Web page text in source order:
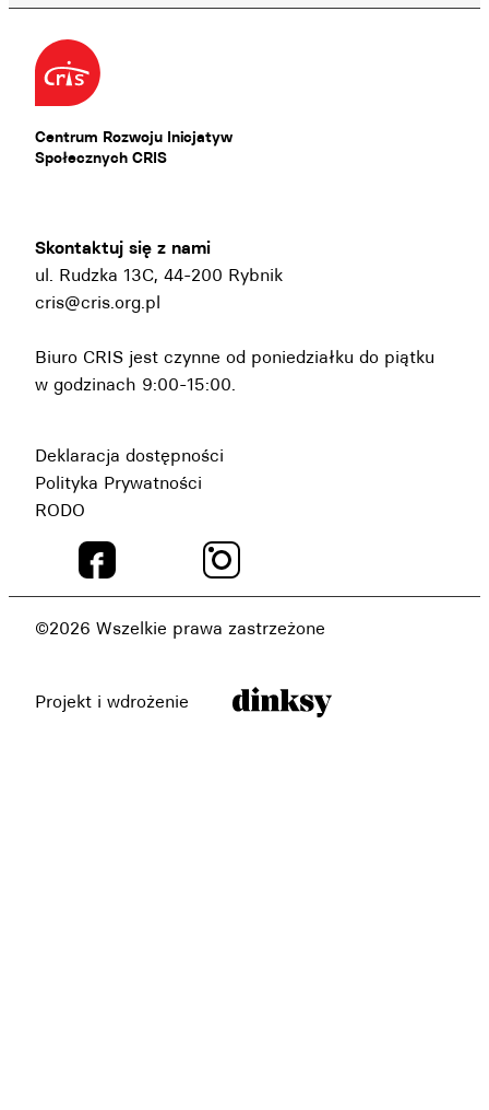
Centrum Rozwoju Inicjatyw
Społecznych CRIS
Skontaktuj się z nami
ul. Rudzka 13C, 44-200 Rybnik
cris@cris.org.pl
Biuro CRIS jest czynne od poniedziałku do piątku
w godzinach 9:00-15:00.
Deklaracja dostępności
Polityka Prywatności
RODO
©2026 Wszelkie prawa zastrzeżone
Projekt i wdrożenie